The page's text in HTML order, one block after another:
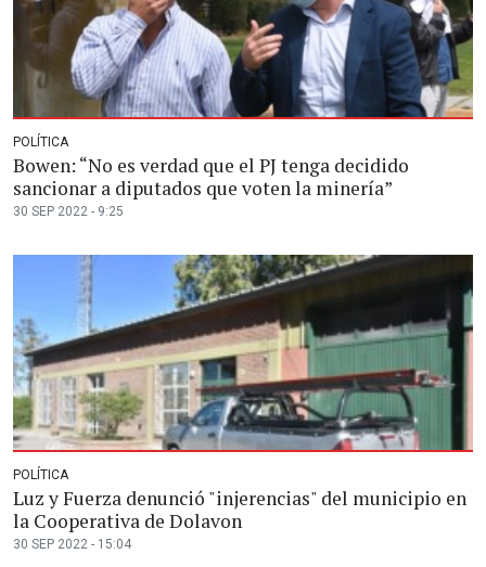
POLÍTICA
Bowen: “No es verdad que el PJ tenga decidido
sancionar a diputados que voten la minería”
30 SEP 2022 - 9:25
POLÍTICA
Luz y Fuerza denunció "injerencias" del municipio en
la Cooperativa de Dolavon
30 SEP 2022 - 15:04